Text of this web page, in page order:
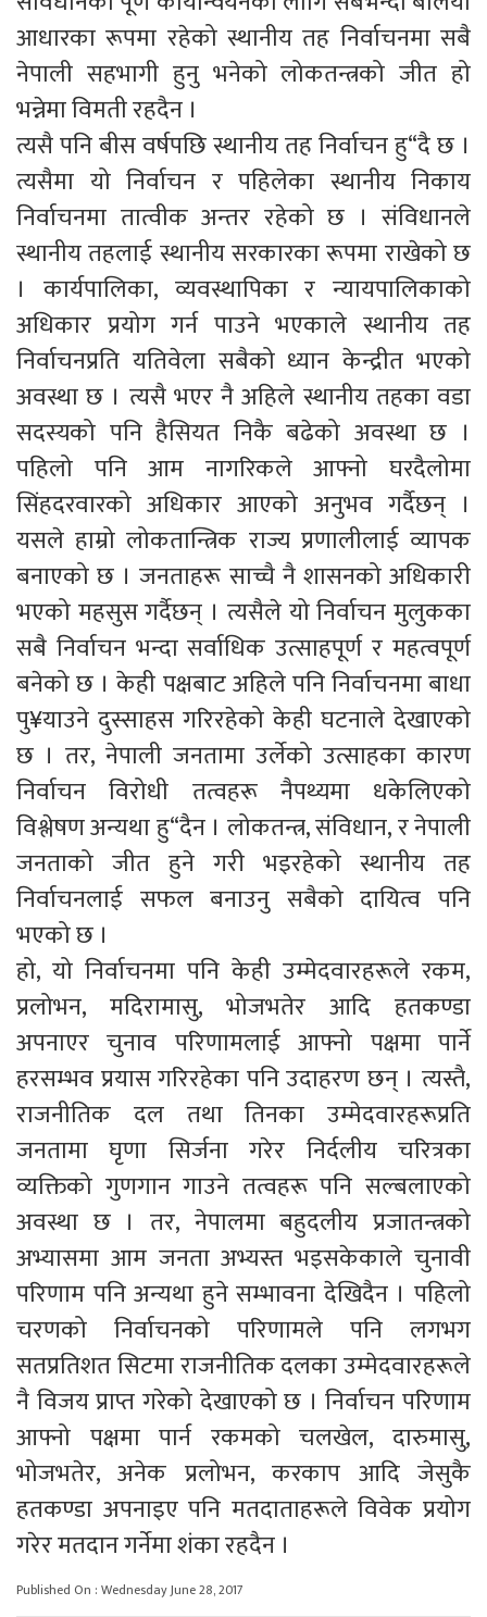
आधारका रूपमा रहेको स्थानीय तह निर्वाचनमा सबै
नेपाली सहभागी हुनु भनेको लोकतन्त्रको जीत हो
भन्नेमा विमती रहदैन ।
त्यसै पनि बीस वर्षपछि स्थानीय तह निर्वाचन हु“दै छ ।
त्यसैमा यो निर्वाचन र पहिलेका स्थानीय निकाय
निर्वाचनमा तात्वीक अन्तर रहेको छ । संविधानले
स्थानीय तहलाई स्थानीय सरकारका रूपमा राखेको छ
। कार्यपालिका, व्यवस्थापिका र न्यायपालिकाको
अधिकार प्रयोग गर्न पाउने भएकाले स्थानीय तह
निर्वाचनप्रति यतिवेला सबैको ध्यान केन्द्रीत भएको
अवस्था छ । त्यसै भएर नै अहिले स्थानीय तहका वडा
सदस्यको पनि हैसियत निकै बढेको अवस्था छ ।
पहिलो पनि आम नागरिकले आफ्नो घरदैलोमा
सिंहदरवारको अधिकार आएको अनुभव गर्दैछन् ।
यसले हाम्रो लोकतान्त्रिक राज्य प्रणालीलाई व्यापक
बनाएको छ । जनताहरू साच्चै नै शासनको अधिकारी
भएको महसुस गर्दैछन् । त्यसैले यो निर्वाचन मुलुकका
सबै निर्वाचन भन्दा सर्वाधिक उत्साहपूर्ण र महत्वपूर्ण
बनेको छ । केही पक्षबाट अहिले पनि निर्वाचनमा बाधा
पु¥याउने दुस्साहस गरिरहेको केही घटनाले देखाएको
छ । तर, नेपाली जनतामा उर्लेको उत्साहका कारण
निर्वाचन विरोधी तत्वहरू नैपथ्यमा धकेलिएको
विश्लेषण अन्यथा हु“दैन । लोकतन्त्र, संविधान, र नेपाली
जनताको जीत हुने गरी भइरहेको स्थानीय तह
निर्वाचनलाई सफल बनाउनु सबैको दायित्व पनि
भएको छ ।
हो, यो निर्वाचनमा पनि केही उम्मेदवारहरूले रकम,
प्रलोभन, मदिरामासु, भोजभतेर आदि हतकण्डा
अपनाएर चुनाव परिणामलाई आफ्नो पक्षमा पार्ने
हरसम्भव प्रयास गरिरहेका पनि उदाहरण छन् । त्यस्तै,
राजनीतिक दल तथा तिनका उम्मेदवारहरूप्रति
जनतामा घृणा सिर्जना गरेर निर्दलीय चरित्रका
व्यक्तिको गुणगान गाउने तत्वहरू पनि सल्बलाएको
अवस्था छ । तर, नेपालमा बहुदलीय प्रजातन्त्रको
अभ्यासमा आम जनता अभ्यस्त भइसकेकाले चुनावी
परिणाम पनि अन्यथा हुने सम्भावना देखिदैन । पहिलो
चरणको निर्वाचनको परिणामले पनि लगभग
सतप्रतिशत सिटमा राजनीतिक दलका उम्मेदवारहरूले
नै विजय प्राप्त गरेको देखाएको छ । निर्वाचन परिणाम
आफ्नो पक्षमा पार्न रकमको चलखेल, दारुमासु,
भोजभतेर, अनेक प्रलोभन, करकाप आदि जेसुकै
हतकण्डा अपनाइए पनि मतदाताहरूले विवेक प्रयोग
गरेर मतदान गर्नेमा शंका रहदैन ।
Published On : Wednesday June 28, 2017